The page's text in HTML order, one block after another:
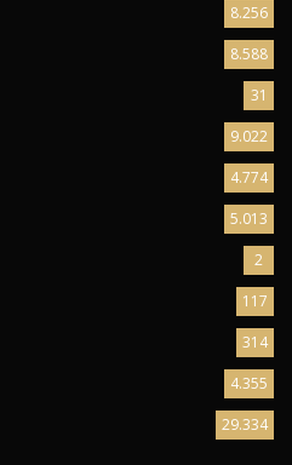
8.256
8.588
31
9.022
4.774
5.013
2
117
314
4.355
29.334